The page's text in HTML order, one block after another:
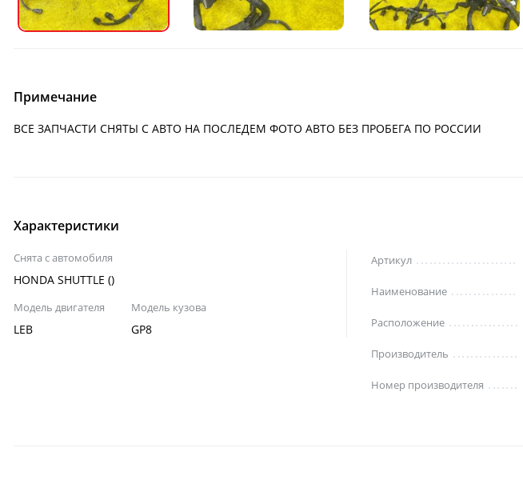
Примечание
ВСЕ ЗАПЧАСТИ СНЯТЫ С АВТО НА ПОСЛЕДЕМ ФОТО АВТО БЕЗ ПРОБЕГА ПО РОССИИ
Характеристики
Снята с автомобиля
HONDA SHUTTLE ()
Модель двигателя
LEB
Модель кузова
GP8
Артикул
Наименование
Расположение
Производитель
Номер производителя